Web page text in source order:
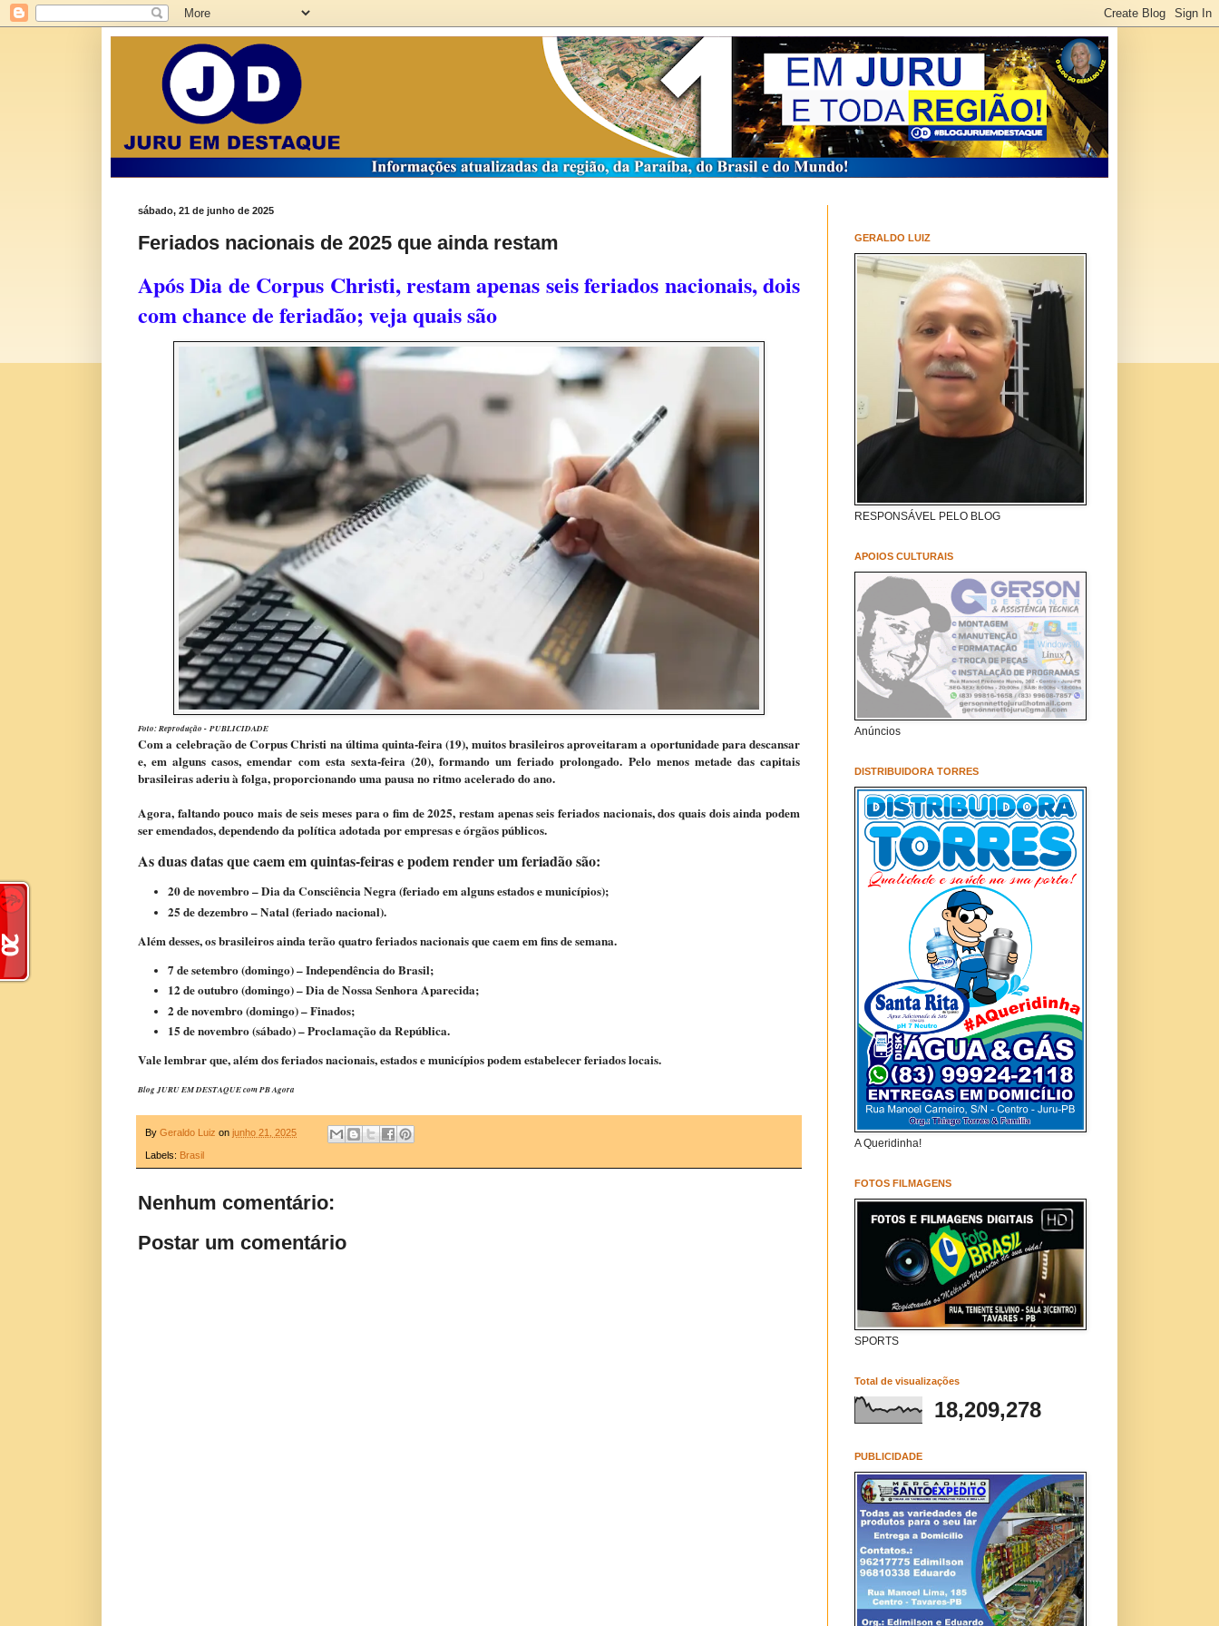
sábado, 21 de junho de 2025
Feriados nacionais de 2025 que ainda restam
Após Dia de Corpus Christi, restam apenas seis feriados nacionais, dois
com chance de feriadão; veja quais são
Foto: Reprodução - PUBLICIDADE
Com a celebração de Corpus Christi na última quinta-feira (19), muitos brasileiros aproveitaram a oportunidade para descansar
e, em alguns casos, emendar com esta sexta-feira (20), formando um feriado prolongado. Pelo menos metade das capitais
brasileiras aderiu à folga, proporcionando uma pausa no ritmo acelerado do ano.
Agora, faltando pouco mais de seis meses para o fim de 2025, restam apenas seis feriados nacionais, dos quais dois ainda podem
ser emendados, dependendo da política adotada por empresas e órgãos públicos.
As duas datas que caem em quintas-feiras e podem render um feriadão são:
20 de novembro – Dia da Consciência Negra (feriado em alguns estados e municípios);
25 de dezembro – Natal (feriado nacional).
Além desses, os brasileiros ainda terão quatro feriados nacionais que caem em fins de semana.
7 de setembro (domingo) – Independência do Brasil;
12 de outubro (domingo) – Dia de Nossa Senhora Aparecida;
2 de novembro (domingo) – Finados;
15 de novembro (sábado) – Proclamação da República.
Vale lembrar que, além dos feriados nacionais, estados e municípios podem estabelecer feriados locais.
Blog JURU EM DESTAQUE com PB Agora
By Geraldo Luiz on junho 21, 2025
Labels: Brasil
Nenhum comentário:
Postar um comentário
GERALDO LUIZ
RESPONSÁVEL PELO BLOG
APOIOS CULTURAIS
Anúncios
DISTRIBUIDORA TORRES
A Queridinha!
FOTOS FILMAGENS
SPORTS
Total de visualizações
18,209,278
PUBLICIDADE